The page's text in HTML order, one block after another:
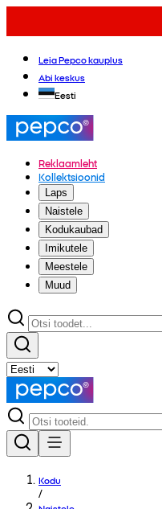
Leia Pepco kauplus
Abi keskus
Eesti
Reklaamleht
Kollektsioonid
Laps
Naistele
Kodukaubad
Imikutele
Meestele
Muud
Kodu
/